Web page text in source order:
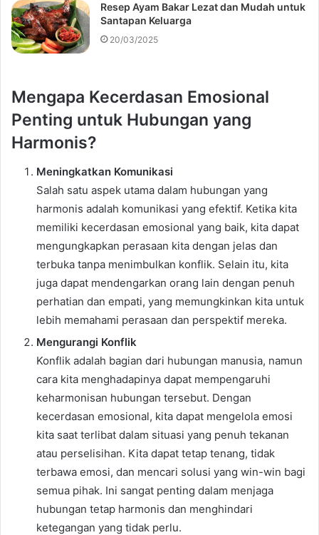
Resep Ayam Bakar Lezat dan Mudah untuk
Santapan Keluarga
20/03/2025
Mengapa Kecerdasan Emosional
Penting untuk Hubungan yang
Harmonis?
Meningkatkan Komunikasi
Salah satu aspek utama dalam hubungan yang
harmonis adalah komunikasi yang efektif. Ketika kita
memiliki kecerdasan emosional yang baik, kita dapat
mengungkapkan perasaan kita dengan jelas dan
terbuka tanpa menimbulkan konflik. Selain itu, kita
juga dapat mendengarkan orang lain dengan penuh
perhatian dan empati, yang memungkinkan kita untuk
lebih memahami perasaan dan perspektif mereka.
Mengurangi Konflik
Konflik adalah bagian dari hubungan manusia, namun
cara kita menghadapinya dapat mempengaruhi
keharmonisan hubungan tersebut. Dengan
kecerdasan emosional, kita dapat mengelola emosi
kita saat terlibat dalam situasi yang penuh tekanan
atau perselisihan. Kita dapat tetap tenang, tidak
terbawa emosi, dan mencari solusi yang win-win bagi
semua pihak. Ini sangat penting dalam menjaga
hubungan tetap harmonis dan menghindari
ketegangan yang tidak perlu.